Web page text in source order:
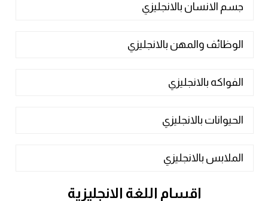
جسم الانسان بالانجليزي
الوظائف والمهن بالانجليزي
الفواكه بالانجليزي
الحيوانات بالانجليزي
الملابس بالانجليزي
اقسام اللغة الانجليزية